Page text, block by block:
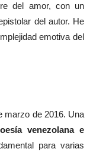
del amor, con un
del autor. He
emotiva del
marzo de 2016. Una
venezolana e
para varias